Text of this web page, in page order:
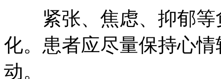
紧张、焦虑、抑郁等
化。患者应尽量保持心
动。